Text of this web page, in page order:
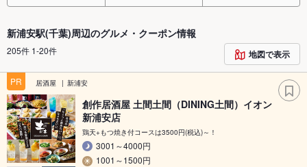
新浦安駅(千葉)周辺のグルメ・クーポン情報
205件 1-20件 地図で表示
PR 居酒屋 新浦安
創作居酒屋 土間土間（DINING土間）イオン
新浦安店
鶏天+もつ焼き付コースは3500円(税込)～！
3001～4000円
1001～1500円